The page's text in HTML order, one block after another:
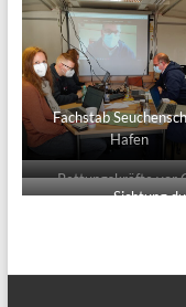
Fachstab
Hafen
Rettungskräfte vor
Sichtung